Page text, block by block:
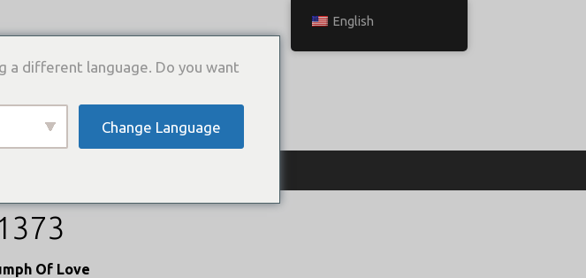
ГДЕ КУПИТЬ СВЯЗАТЬСЯ С НАМИ
Of Love
English
a different language. Do you want
Change Language